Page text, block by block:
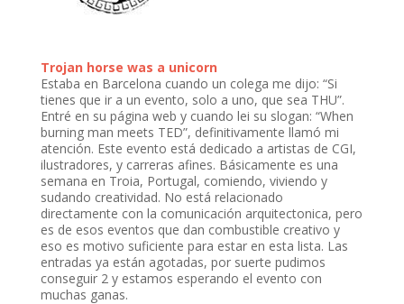
Trojan horse was a unicorn
Estaba en Barcelona cuando un colega me dijo: “Si
tienes que ir a un evento, solo a uno, que sea THU”.
Entré en su página web y cuando lei su slogan: “When
burning man meets TED”, definitivamente llamó mi
atención. Este evento está dedicado a artistas de CGI,
ilustradores, y carreras afines. Básicamente es una
semana en Troia, Portugal, comiendo, viviendo y
sudando creatividad. No está relacionado
directamente con la comunicación arquitectonica, pero
es de esos eventos que dan combustible creativo y
eso es motivo suficiente para estar en esta lista. Las
entradas ya están agotadas, por suerte pudimos
conseguir 2 y estamos esperando el evento con
muchas ganas.